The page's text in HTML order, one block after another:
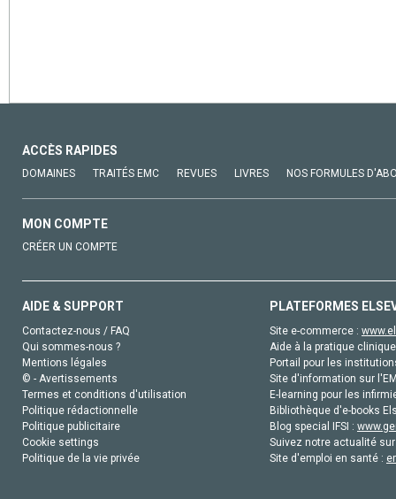
ACCÈS RAPIDES
DOMAINES TRAITÉS EMC REVUES LIVRES NOS FORMULES
MON COMPTE
CRÉER UN COMPTE
AIDE & SUPPORT
Contactez-nous / FAQ
Qui sommes-nous ?
Mentions légales
© - Avertissements
Termes et conditions d'utilisation
Politique rédactionnelle
Politique publicitaire
Cookie settings
Politique de la vie privée
PLATEFORMES
Site e-commerce :
Aide à la pratique
Portail pour les
Site d'information sur
E-learning pour les
Bibliothèque d'e-books
Blog special IFSI :
Suivez notre actualité
Site d'emploi en santé :